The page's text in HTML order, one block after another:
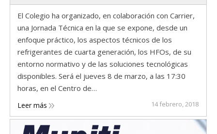
El Colegio ha organizado, en colaboración con Carrier,
una Jornada Técnica en la que se expone, desde un
enfoque práctico, los aspectos técnicos de los
refrigerantes de cuarta generación, los HFOs, de su
entorno normativo y de las soluciones tecnológicas
disponibles. Será el jueves 8 de marzo, a las 17:30
horas, en el Centro de…
Leer más 14 febrero, 2018